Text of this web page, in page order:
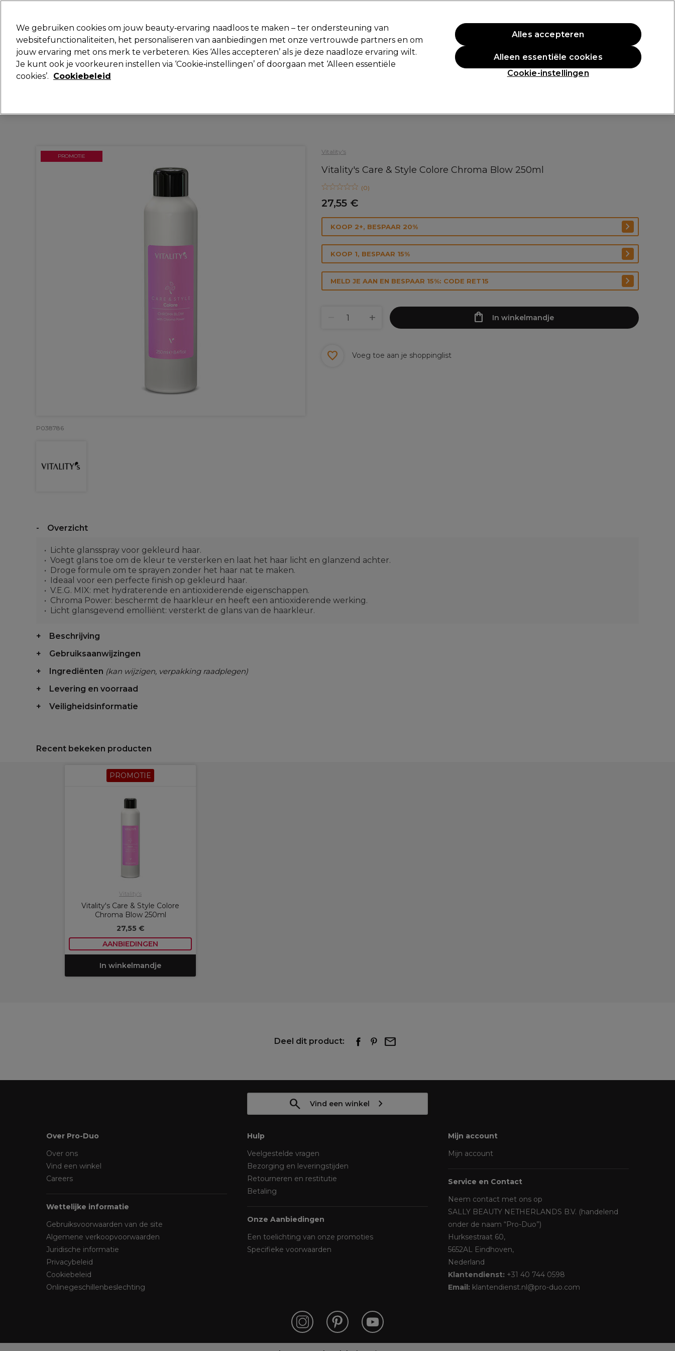
Aanmelden
Merken Deals Haar Elektra Beauty Salon interieur Mannen Vegan Nieuwe producten Professionele Awards
Volgende dag geleverd*
Vitality's
Vitality's Care & Style Colore Chroma Blow 250ml
(0)
27,55 €
PROMOTIE
P038786
KOOP 2+, BESPAAR 20%
KOOP 1, BESPAAR 15%
MELD JE AAN EN BESPAAR 15%: CODE RET15
In winkelmandje
Voeg toe aan je shoppinglist
Overzicht
Lichte glansspray voor gekleurd haar.
Voegt glans toe om de kleur te versterken en laat het haar licht en glanzend achter.
Droge formule om te sprayen zonder het haar nat te maken.
Ideaal voor een perfecte finish op gekleurd haar.
V.E.G. MIX: met hydraterende en antioxiderende eigenschappen.
Chroma Power: beschermt de haarkleur en heeft een antioxiderende werking.
Licht glansgevend emolliënt: versterkt de glans van de haarkleur.
Beschrijving
Gebruiksaanwijzingen
Ingrediënten (kan wijzigen, verpakking raadplegen)
Levering en voorraad
Veiligheidsinformatie
Recent bekeken producten
PROMOTIE
Vitality's
Vitality's Care & Style Colore
Chroma Blow 250ml
27,55 €
AANBIEDINGEN
In winkelmandje
Deel dit product:
Vind een winkel
Over Pro-Duo
Over ons
Vind een winkel
Careers
Wettelijke informatie
Gebruiksvoorwaarden van de site
Algemene verkoopvoorwaarden
Juridische informatie
Privacybeleid
Cookiebeleid
Onlinegeschillenbeslechting
Hulp
Veelgestelde vragen
Bezorging en leveringstijden
Retourneren en restitutie
Betaling
Onze Aanbiedingen
Een toelichting van onze promoties
Specifieke voorwaarden
Mijn account
Mijn account
Service en Contact
Neem contact met ons op
SALLY BEAUTY NETHERLANDS B.V. (handelend
onder de naam “Pro-Duo”)
Hurksestraat 60,
5652AL Eindhoven,
Nederland
Klantendienst: +31 40 744 0598
Email: klantendienst.nl@pro-duo.com
We gebruiken cookies om jouw beauty‑ervaring naadloos te maken – ter ondersteuning van
websitefunctionaliteiten, het personaliseren van aanbiedingen met onze vertrouwde partners en om
jouw ervaring met ons merk te verbeteren. Kies ‘Alles accepteren’ als je deze naadloze ervaring wilt.
Je kunt ook je voorkeuren instellen via ‘Cookie‑instellingen’ of doorgaan met ‘Alleen essentiële
cookies’. Cookiebeleid Cookie-instellingen
Alleen essentiële cookies
Alles accepteren